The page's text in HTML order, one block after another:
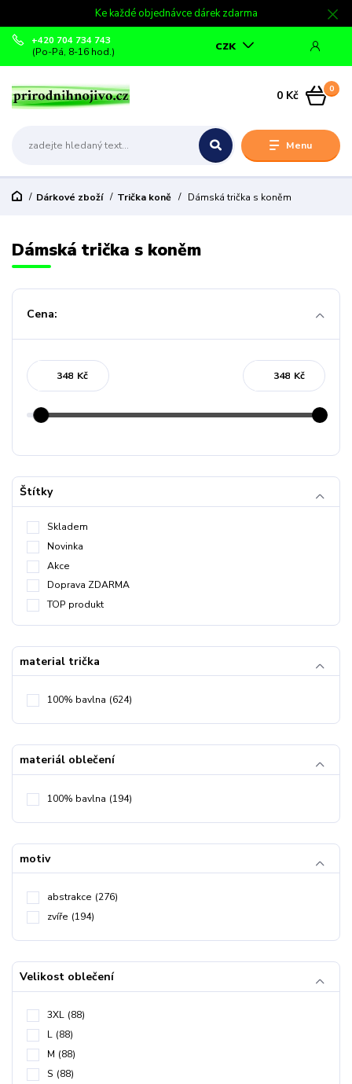
Ke každé objednávce dárek zdarma
Menu
CZK
+420 704 734 743
(Po-Pá, 8-16 hod.)
0
0 Kč
Dárkové zboží Trička koně Dámská trička s koněm
Dámská trička s koněm
Cena:
Kč Kč
Štítky
Skladem
Novinka
Akce
Doprava ZDARMA
TOP produkt
material trička
100% bavlna (624)
materiál oblečení
100% bavlna (194)
motiv
abstrakce (276)
zvíře (194)
Velikost oblečení
3XL (88)
L (88)
M (88)
S (88)